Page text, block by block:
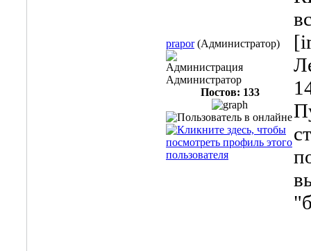
prapor (Администратор)
Администрация
Администратор
Постов: 133